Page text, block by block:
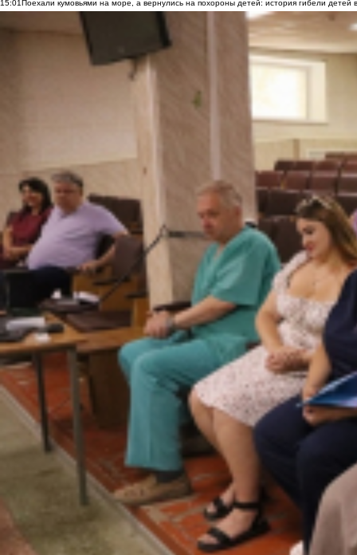
15:01Поехали кумовьями на море, а вернулись на похороны детей: история гибели детей